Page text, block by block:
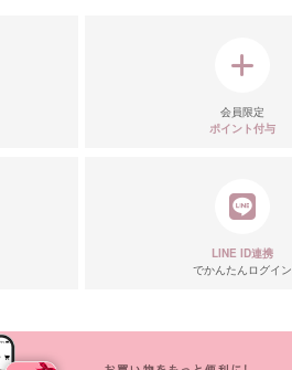
会員限定
ポイント付与
LINE ID連携
でかんたんログイン